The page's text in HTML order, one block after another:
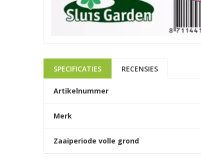
SPECIFICATIES RECENSIES
Artikelnummer
Merk
Zaaiperiode volle grond